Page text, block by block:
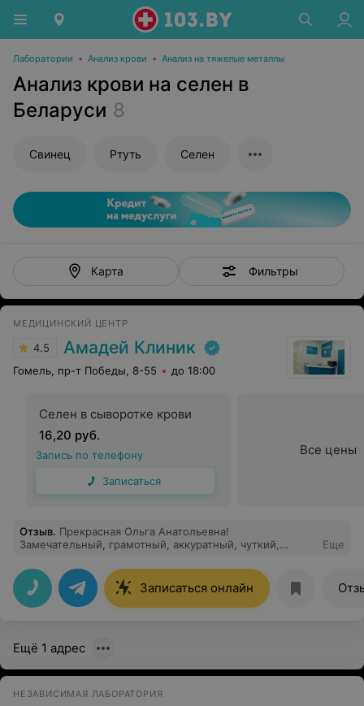
Лаборатории • Анализ крови • Анализ на тяжелые металлы
Анализ крови на селен в
Беларуси 8
Свинец Ртуть Селен
Карта Фильтры
МЕДИЦИНСКИЙ ЦЕНТР
4.5 Амадей Клиник
Гомель, пр-т Победы, 8-55 до 18:00
Селен в сыворотке крови
16,20 руб.
Запись по телефону
Записаться
Все цены
Отзыв. Прекрасная Ольга Анатольевна!
Замечательный, грамотный, аккуратный, чуткий,
Еще
Записаться онлайн
Ещё 1 адрес
НЕЗАВИСИМАЯ ЛАБОРАТОРИЯ